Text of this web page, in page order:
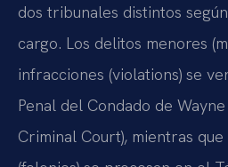
dos tribunales distintos
cargo. Los delitos menores
infracciones (violations) se
Penal del Condado de
Criminal Court), mientras